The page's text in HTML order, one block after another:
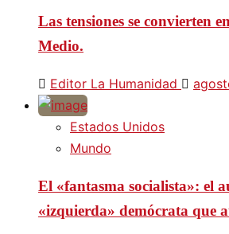
Las tensiones se convierten
Medio.
Editor La Humanidad
Estados Unidos
Mundo
El «fantasma socialista»: el
«izquierda» demócrata que